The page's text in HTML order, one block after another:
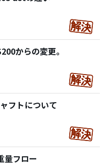
からの変更。
フトについて
量フロー